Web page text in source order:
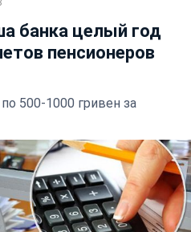
банка целый год
пенсионеров
500-1000 гривен за